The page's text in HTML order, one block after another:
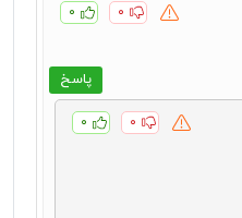
۰ ۰
پاسخ
۰ ۰